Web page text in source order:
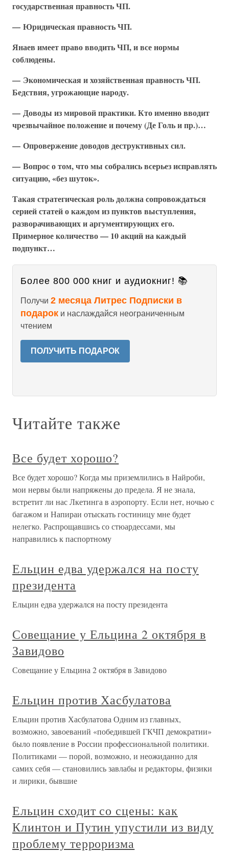
государственная правность ЧП.
— Юридическая правность ЧП.
Янаев имеет право вводить ЧП, и все нормы
соблюдены.
— Экономическая и хозяйственная правность ЧП.
Бедствия, угрожающие народу.
— Доводы из мировой практики. Кто именно вводит
чрезвычайное положение и почему (Де Голь и пр.)…
— Опровержение доводов деструктивных сил.
— Вопрос о том, что мы собрались всерьез исправлять
ситуацию, «без шуток».
Такая стратегическая роль должна сопровождаться
серией статей о каждом из пунктов выступления,
разворачивающих и аргументирующих его.
Примерное количество — 10 акций на каждый
подпункт…
Более 800 000 книг и аудиокниг! 📚
Получи 2 месяца Литрес Подписки в
подарок и наслаждайся неограниченным
чтением
ПОЛУЧИТЬ ПОДАРОК
Читайте также
Все будет хорошо?
Все будет хорошо? Когда мы приземлились в Найроби,
мои нервы были напряжены до предела. Я не знала,
встретит ли нас Лкетинга в аэропорту. Если нет, ночью с
багажом и Напираи отыскать гостиницу мне будет
нелегко. Распрощавшись со стюардессами, мы
направились к паспортному
Ельцин едва удержался на посту
президента
Ельцин едва удержался на посту президента
Совещание у Ельцина 2 октября в
Завидово
Совещание у Ельцина 2 октября в Завидово
Ельцин против Хасбулатова
Ельцин против Хасбулатова Одним из главных,
возможно, завоеваний «победившей ГКЧП демократии»
было появление в России профессиональной политики.
Политиками — порой, возможно, и неожиданно для
самих себя — становились завлабы и редакторы, физики
и лирики, бывшие
Ельцин сходит со сцены: как
Клинтон и Путин упустили из виду
проблему терроризма